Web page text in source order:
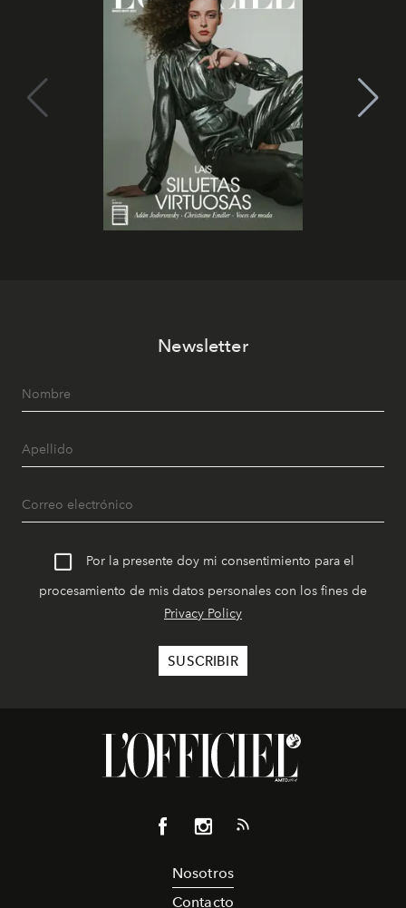
Newsletter
Por la presente doy mi consentimiento para el
procesamiento de mis datos personales con los fines de
Privacy Policy
Nosotros
Contacto